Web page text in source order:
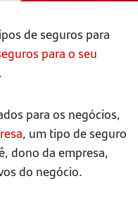
de seguros para
para o seu
para os negócios,
, um tipo de seguro
dono da empresa,
do negócio.